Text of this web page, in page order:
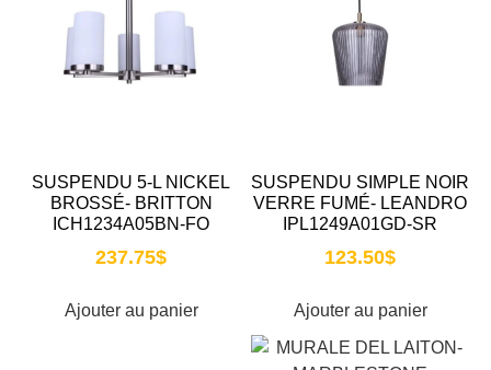
SUSPENDU 5-L NICKEL
BROSSÉ- BRITTON
ICH1234A05BN-FO
237.75$
Ajouter au panier
SUSPENDU SIMPLE NOIR
VERRE FUMÉ- LEANDRO
IPL1249A01GD-SR
123.50$
Ajouter au panier